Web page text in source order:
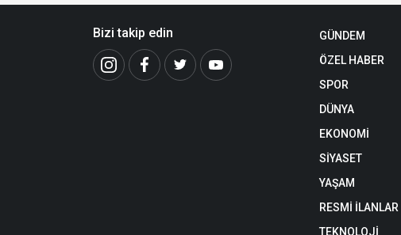
Bizi takip edin
GÜNDEM
ÖZEL HABER
SPOR
DÜNYA
EKONOMİ
SİYASET
YAŞAM
RESMİ İLANLAR
TEKNOLOJİ